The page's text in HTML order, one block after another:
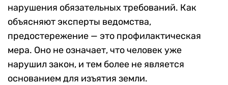
нарушения обязательных требований. Как
объясняют эксперты ведомства,
предостережение — это профилактическая
мера. Оно не означает, что человек уже
нарушил закон, и тем более не является
основанием для изъятия земли.